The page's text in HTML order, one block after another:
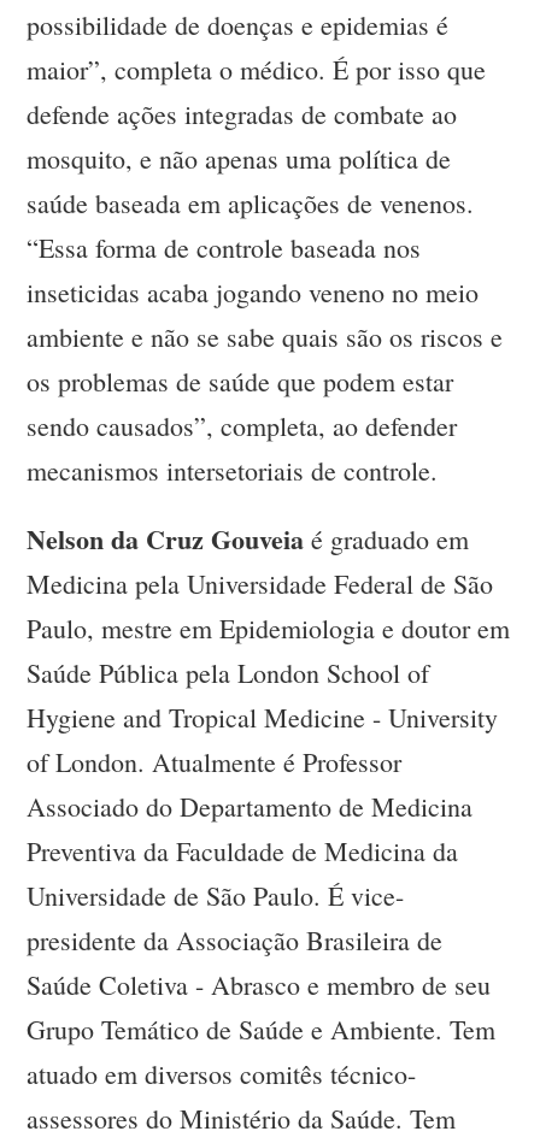
possibilidade de doenças e epidemias é
maior”, completa o médico. É por isso que
defende ações integradas de combate ao
mosquito, e não apenas uma política de
saúde baseada em aplicações de venenos.
“Essa forma de controle baseada nos
inseticidas acaba jogando veneno no meio
ambiente e não se sabe quais são os riscos e
os problemas de saúde que podem estar
sendo causados”, completa, ao defender
mecanismos intersetoriais de controle.
Nelson da Cruz Gouveiaé graduado em
Medicina pela Universidade Federal de São
Paulo, mestre em Epidemiologia e doutor em
Saúde Pública pela London School of
Hygiene and Tropical Medicine - University
of London. Atualmente é Professor
Associado do Departamento de Medicina
Preventiva da Faculdade de Medicina da
Universidade de São Paulo. É vice-
presidente da Associação Brasileira de
Saúde Coletiva - Abrasco e membro de seu
Grupo Temático de Saúde e Ambiente. Tem
atuado em diversos comitês técnico-
assessores do Ministério da Saúde. Tem